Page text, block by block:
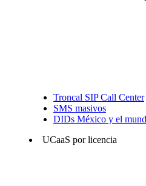
Troncal SIP Call Center
SMS masivos
DIDs México y el
UCaaS por licencia